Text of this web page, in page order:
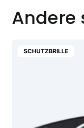
Andere
SCHUTZBRILLE